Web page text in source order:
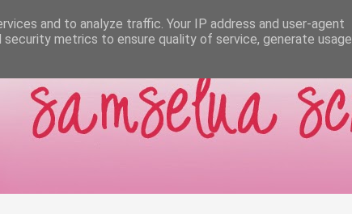
and to analyze traffic. Your IP address and user-agent
metrics to ensure quality of service, generate usage